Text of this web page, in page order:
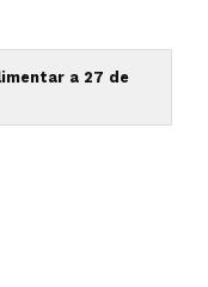
a 27 de